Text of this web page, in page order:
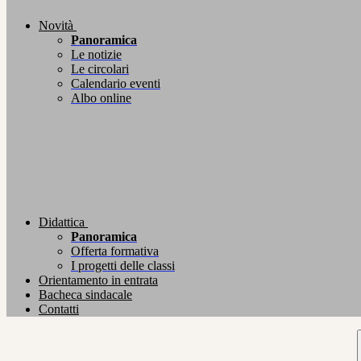
Novità
Panoramica
Le notizie
Le circolari
Calendario eventi
Albo online
Didattica
Panoramica
Offerta formativa
I progetti delle classi
Orientamento in entrata
Bacheca sindacale
Contatti